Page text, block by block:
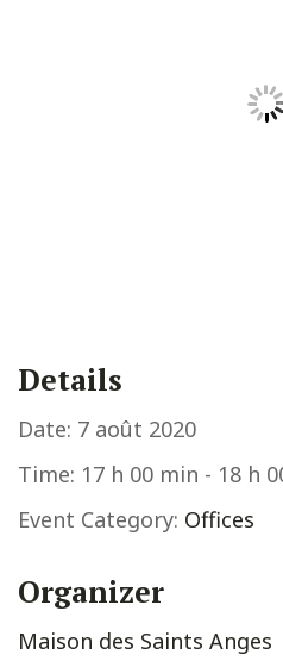
Details
Date: 7 août 2020
Time: 17 h 00 min - 18 h
Event Category: Offices
Organizer
Maison des Saints Anges